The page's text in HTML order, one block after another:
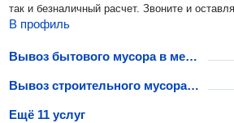
так и безналичный расчет.
В профиль
Вывоз бытового мусора в мешках
Вывоз строительного мусора в мешках
Ещё 11 услуг